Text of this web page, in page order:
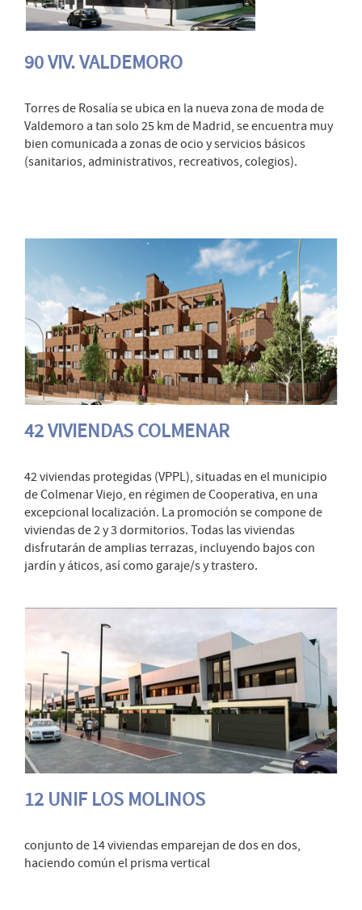
90 VIV. VALDEMORO
Torres de Rosalía se ubica en la nueva zona de moda de
Valdemoro a tan solo 25 km de Madrid, se encuentra muy
bien comunicada a zonas de ocio y servicios básicos
(sanitarios, administrativos, recreativos, colegios).
42 VIVIENDAS COLMENAR
42 viviendas protegidas (VPPL), situadas en el municipio
de Colmenar Viejo, en régimen de Cooperativa, en una
excepcional localización. La promoción se compone de
viviendas de 2 y 3 dormitorios. Todas las viviendas
disfrutarán de amplias terrazas, incluyendo bajos con
jardín y áticos, así como garaje/s y trastero.
12 UNIF LOS MOLINOS
conjunto de 14 viviendas emparejan de dos en dos,
haciendo común el prisma vertical